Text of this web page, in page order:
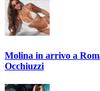
Molina in arrivo a
Occhiuzzi